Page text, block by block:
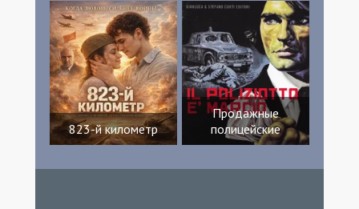
823-й километр
Продажные
полицейские